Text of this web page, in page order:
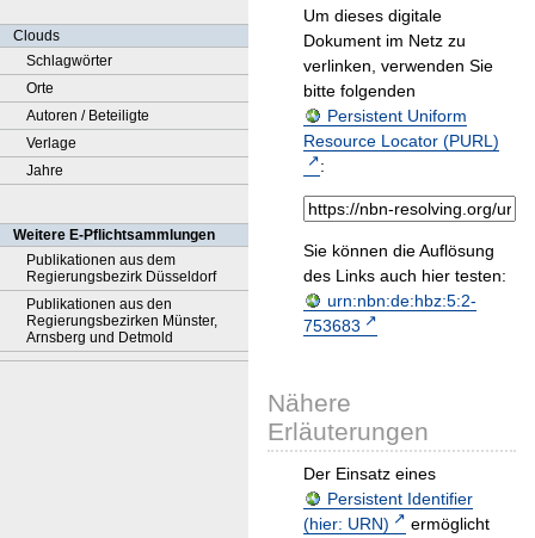
Clouds
Schlagwörter
Orte
Autoren / Beteiligte
Verlage
Jahre
Weitere E-Pflichtsammlungen
Publikationen aus dem
Regierungsbezirk Düsseldorf
Publikationen aus den
Regierungsbezirken Münster,
Arnsberg und Detmold
Um dieses digitale
Dokument im Netz zu
verlinken, verwenden Sie
bitte folgenden
Persistent Uniform
Resource Locator (PURL)
:
Sie können die Auflösung
des Links auch hier testen:
urn:nbn:de:hbz:5:2-
753683
Nähere
Erläuterungen
Der Einsatz eines
Persistent Identifier
(hier: URN)
ermöglicht